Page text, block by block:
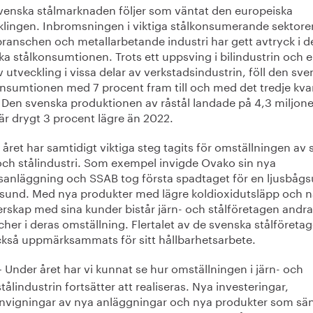
stålmarknaden följer som väntat den europeiska
Inbromsningen i viktiga stålkonsumerande
och metallarbetande industri har gett avtryck i
stålkonsumtionen. Trots ett uppsving i bilindustrin och
utveckling i vissa delar av verkstadsindustrin, föll den
med 7 procent fram till och med det tredje
svenska produktionen av råstål landade på 4,3
drygt 3 procent lägre än 2022.
året har samtidigt viktiga steg tagits för omställningen av
stålindustri. Som exempel invigde Ovako sin nya
och SSAB tog första spadtaget för en
Med nya produkter med lägre koldioxidutsläpp och
med sina kunder bistår järn- och stålföretagen andra
i deras omställning. Flertalet av de svenska
uppmärksammats för sitt hållbarhetsarbete.
Under året har vi kunnat se hur omställningen i järn- och
fortsätter att realiseras. Nya investeringar,
av nya anläggningar och nya produkter som